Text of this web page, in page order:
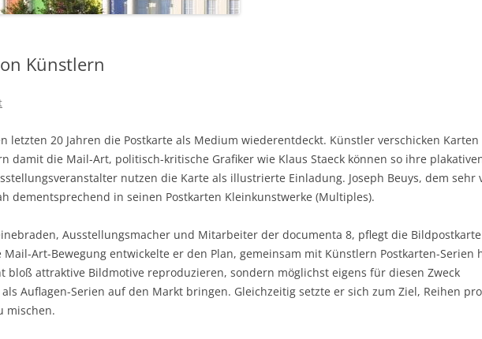
Künstlern
letzten 20 Jahren die Postkarte als Medium wiederentdeckt. Künstler verschicken
damit die Mail-Art, politisch-kritische Grafiker wie Klaus Staeck können so ihre
nutzen die Karte als illustrierte Einladung. Joseph Beuys, dem
dementsprechend in seinen Postkarten Kleinkunstwerke (Multiples).
Ausstellungsmacher und Mitarbeiter der documenta 8, pflegt die Bildpostkarte
Art-Bewegung entwickelte er den Plan, gemeinsam mit Künstlern Postkarten-Serien
bloß attraktive Bildmotive reproduzieren, sondern möglichst eigens für diesen Zweck
als Auflagen-Serien auf den Markt bringen. Gleichzeitig setzte er sich zum Ziel, Reihen
mischen.